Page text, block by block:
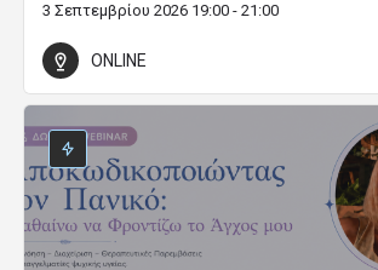
3 Σεπτεμβρίου 2026 19:00 - 21:00
ONLINE